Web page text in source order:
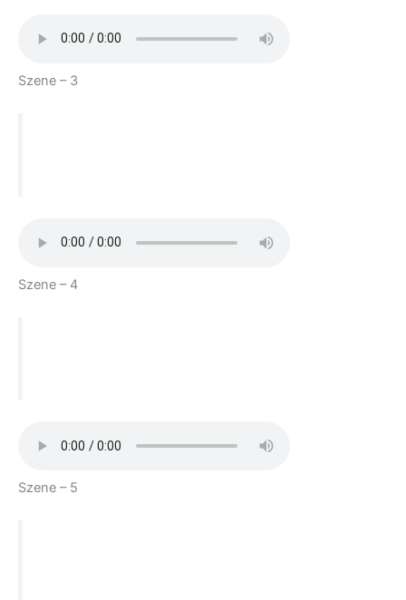
Szene – 3
Szene – 4
Szene – 5